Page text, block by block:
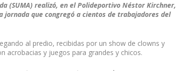
(SUMA) realizó, en el Polideportivo Néstor Kirchner,
jornada que congregó a cientos de trabajadores del
al predio, recibidas por un show de clowns y
acrobacias y juegos para grandes y chicos.